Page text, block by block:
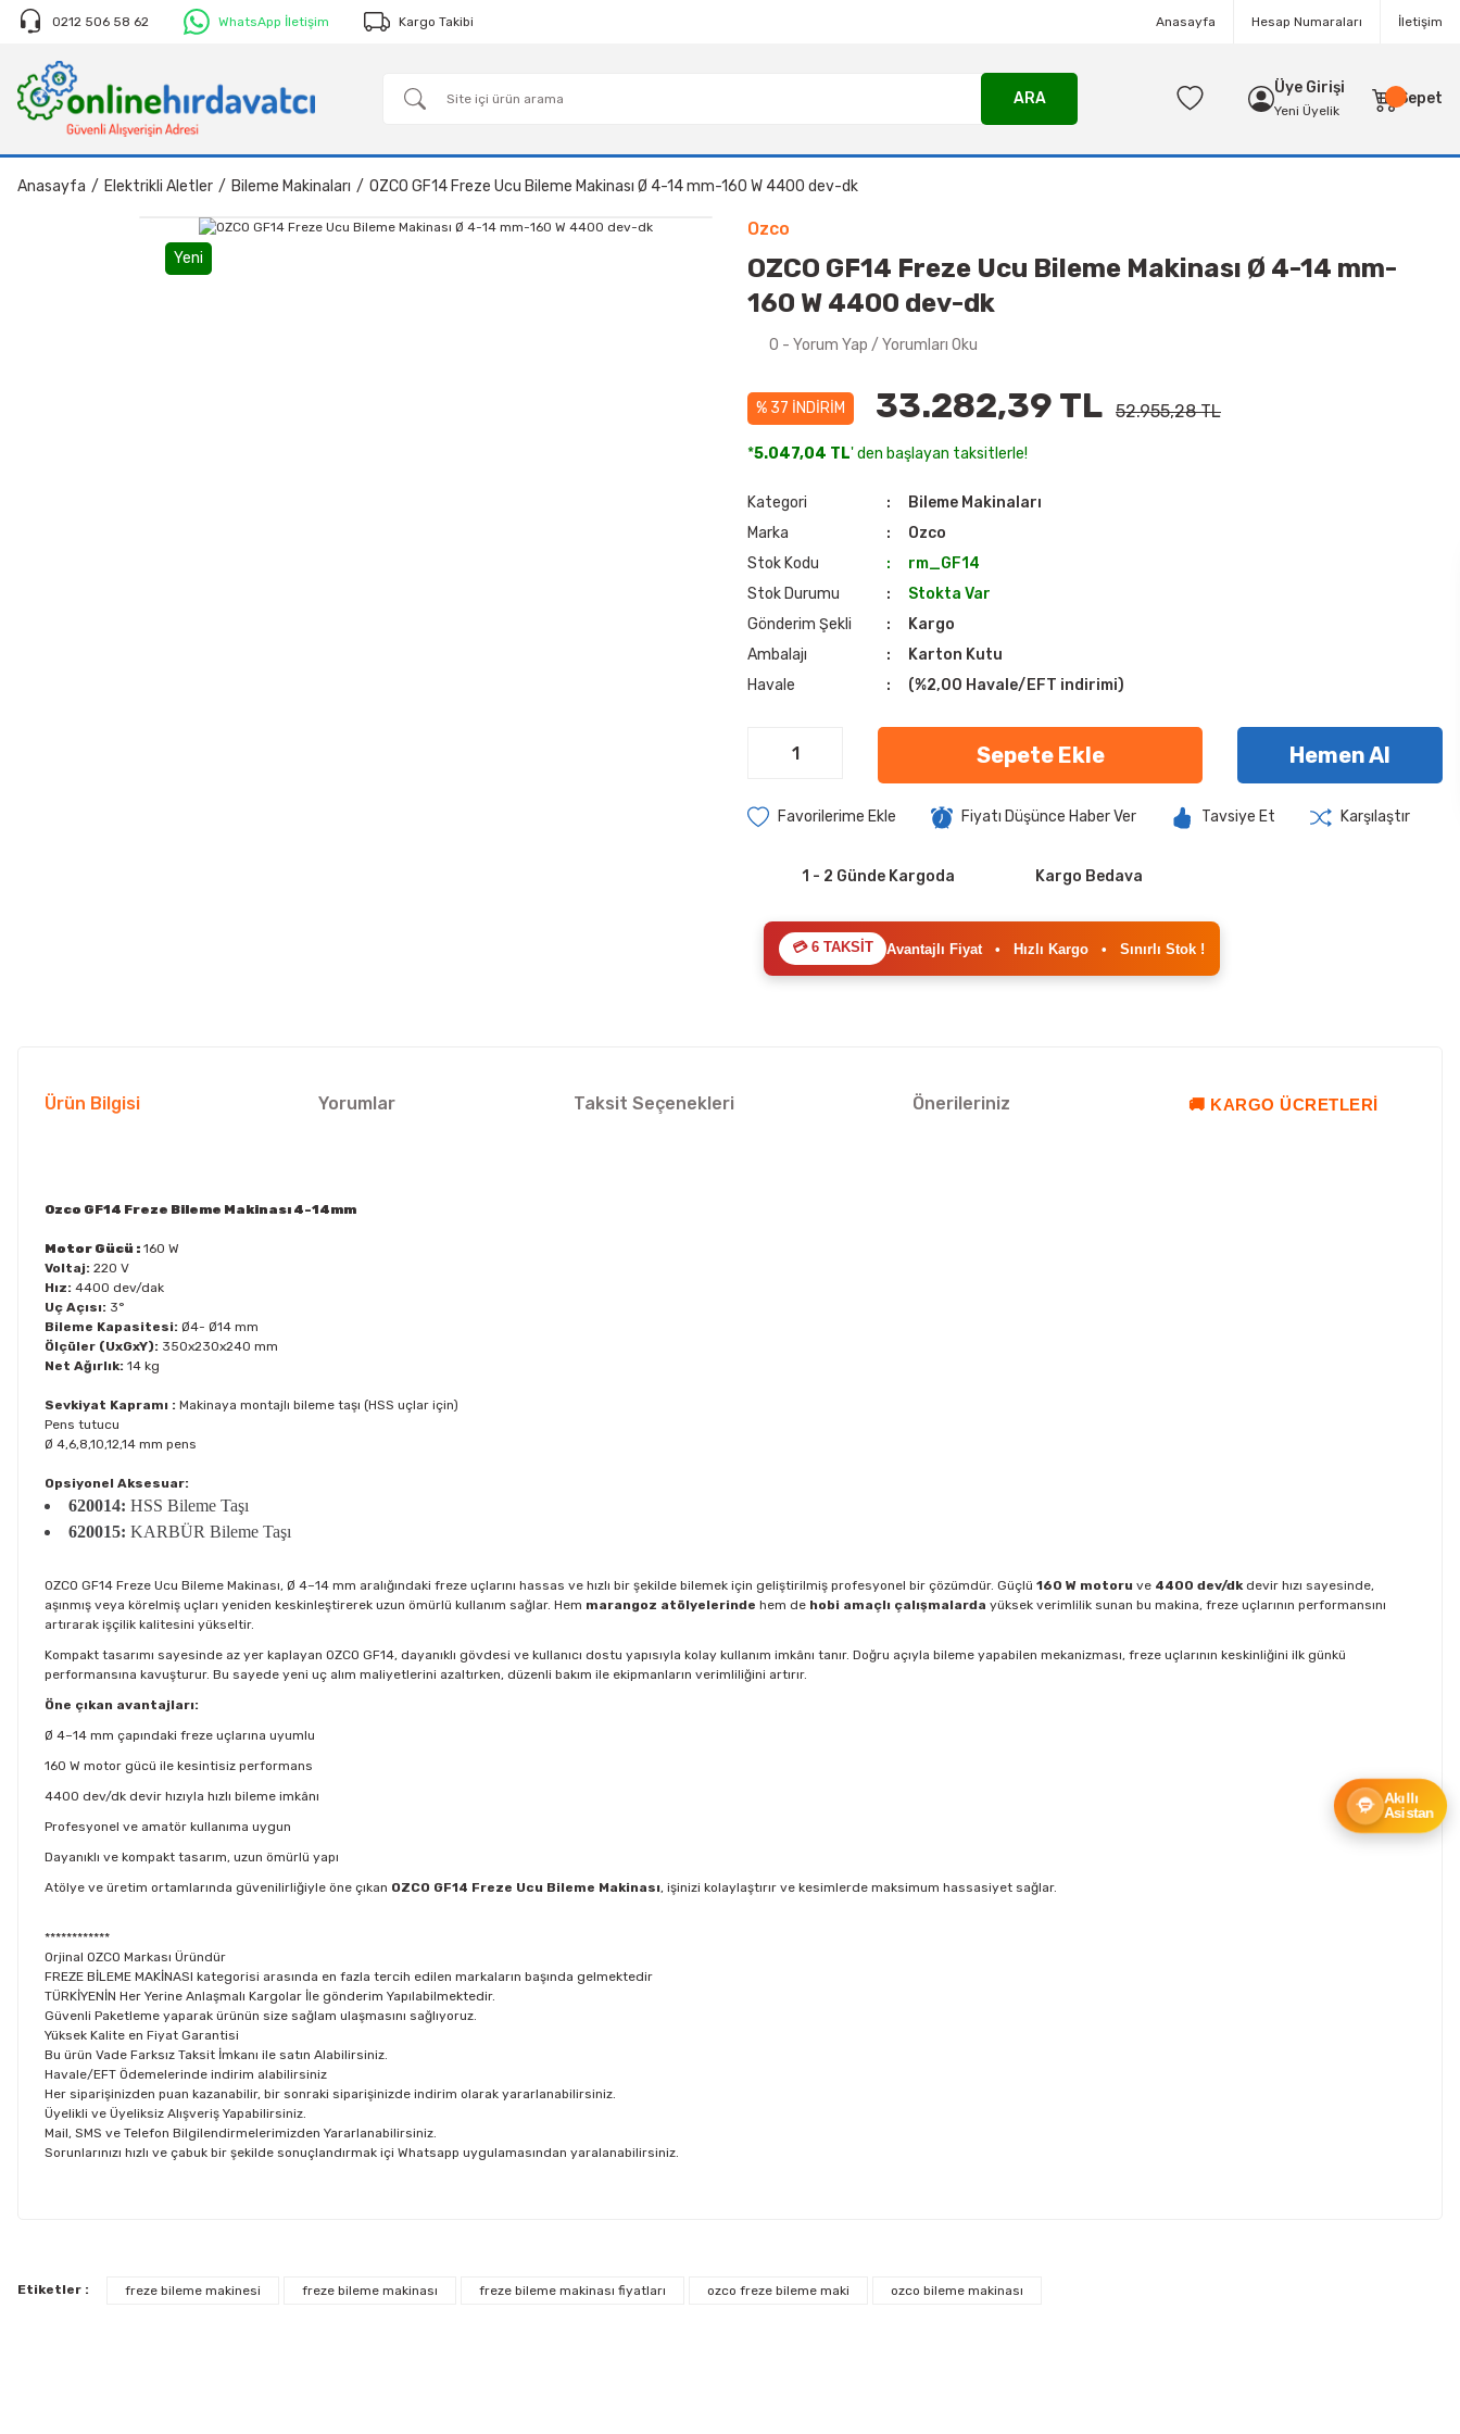
0212 506 58 62 WhatsApp İletişim Kargo Takibi Anasayfa Hesap Numaraları İletişim
ARA
Üye Girişi
Yeni Üyelik
Sepet
Anasayfa Elektrikli Aletler Bileme Makinaları OZCO GF14 Freze Ucu Bileme Makinası Ø 4-14 mm-160 W 4400 dev-dk
Yeni
Ozco
OZCO GF14 Freze Ucu Bileme Makinası Ø 4-14 mm-
160 W 4400 dev-dk
0 - Yorum Yap / Yorumları Oku
% 37 İNDİRİM 33.282,39 TL 52.955,28 TL
*5.047,04 TL' den başlayan taksitlerle!
Kategori
Bileme Makinaları
Marka
Ozco
Stok Kodu
rm_GF14
Stok Durumu
Stokta Var
Gönderim Şekli
Kargo
Ambalajı
Karton Kutu
Havale
(%2,00 Havale/EFT indirimi)
Sepete Ekle Hemen Al
Fiyatı Düşünce Haber Ver Tavsiye Et Karşılaştır
1 - 2 Günde Kargoda Kargo Bedava
💳 6 TAKSİT Avantajlı Fiyat • Hızlı Kargo • Sınırlı Stok !
Ürün Bilgisi Yorumlar Taksit Seçenekleri Önerileriniz 🚚 KARGO ÜCRETLERI
Ozco GF14 Freze Bileme Makinası 4-14mm
Motor Gücü : 160 W
Voltaj: 220 V
Hız: 4400 dev/dak
Uç Açısı: 3°
Bileme Kapasitesi: Ø4- Ø14 mm
Ölçüler (UxGxY): 350x230x240 mm
Net Ağırlık: 14 kg
Sevkiyat Kapramı : Makinaya montajlı bileme taşı (HSS uçlar için)
Pens tutucu
Ø 4,6,8,10,12,14 mm pens
Opsiyonel Aksesuar:
620014: HSS Bileme Taşı
620015: KARBÜR Bileme Taşı
OZCO GF14 Freze Ucu Bileme Makinası, Ø 4–14 mm aralığındaki freze uçlarını hassas ve hızlı bir şekilde bilemek için geliştirilmiş profesyonel bir çözümdür. Güçlü 160 W motoru ve 4400 dev/dkdevir hızı sayesinde,
aşınmış veya körelmiş uçları yeniden keskinleştirerek uzun ömürlü kullanım sağlar. Hem marangoz atölyelerinde hem de hobi amaçlı çalışmalarda yüksek verimlilik sunan bu makina, freze uçlarının performansını
artırarak işçilik kalitesini yükseltir.
Kompakt tasarımı sayesinde az yer kaplayan OZCO GF14, dayanıklı gövdesi ve kullanıcı dostu yapısıyla kolay kullanım imkânı tanır. Doğru açıyla bileme yapabilen mekanizması, freze uçlarının keskinliğini ilk günkü
performansına kavuşturur. Bu sayede yeni uç alım maliyetlerini azaltırken, düzenli bakım ile ekipmanların verimliliğini artırır.
Öne çıkan avantajları:
Ø 4–14 mm çapındaki freze uçlarına uyumlu
160 W motor gücü ile kesintisiz performans
4400 dev/dk devir hızıyla hızlı bileme imkânı
Profesyonel ve amatör kullanıma uygun
Dayanıklı ve kompakt tasarım, uzun ömürlü yapı
Atölye ve üretim ortamlarında güvenilirliğiyle öne çıkan OZCO GF14 Freze Ucu Bileme Makinası, işinizi kolaylaştırır ve kesimlerde maksimum hassasiyet sağlar.
************
Orjinal OZCO Markası Üründür
FREZE BİLEME MAKİNASI kategorisi arasında en fazla tercih edilen markaların başında gelmektedir
TÜRKİYENİN Her Yerine Anlaşmalı Kargolar İle gönderim Yapılabilmektedir.
Güvenli Paketleme yaparak ürünün size sağlam ulaşmasını sağlıyoruz.
Yüksek Kalite en Fiyat Garantisi
Bu ürün Vade Farksız Taksit İmkanı ile satın Alabilirsiniz.
Havale/EFT Ödemelerinde indirim alabilirsiniz
Her siparişinizden puan kazanabilir, bir sonraki siparişinizde indirim olarak yararlanabilirsiniz.
Üyelikli ve Üyeliksiz Alışveriş Yapabilirsiniz.
Mail, SMS ve Telefon Bilgilendirmelerimizden Yararlanabilirsiniz.
Sorunlarınızı hızlı ve çabuk bir şekilde sonuçlandırmak içi Whatsapp uygulamasından yaralanabilirsiniz.
Bu ürüne ilk yorumu siz yapın!
Etiketler : freze bileme makinesi freze bileme makinası freze bileme makinası fiyatları ozco freze bileme maki ozco bileme makinası
Akıllı
Asistan